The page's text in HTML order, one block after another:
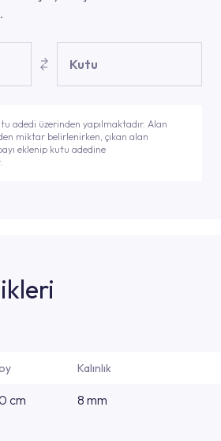
Kutu
adedi üzerinden yapılmaktadır. Alan
miktar belirlenirken, çıkan alan
eklenip kutu adedine
Kalınlık
cm 8 mm